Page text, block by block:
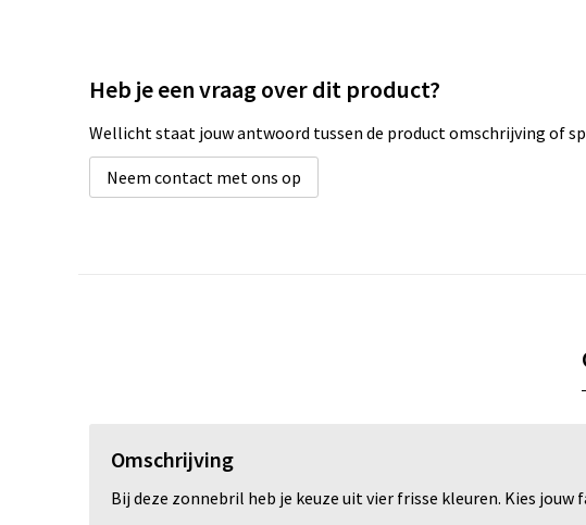
Heb je een vraag over dit product?
Wellicht staat jouw antwoord tussen de product omschrijving of
Neem contact met ons op
Omschrijving
Bij deze zonnebril heb je keuze uit vier frisse kleuren. Kies